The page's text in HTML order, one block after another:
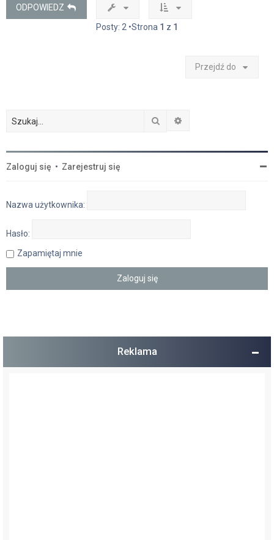
ODPOWIEDZ
Posty: 2 •Strona 1 z 1
Przejdź do
Szukaj
Zaloguj się • Zarejestruj się
Nazwa użytkownika:
Hasło:
Zapamiętaj mnie
Reklama